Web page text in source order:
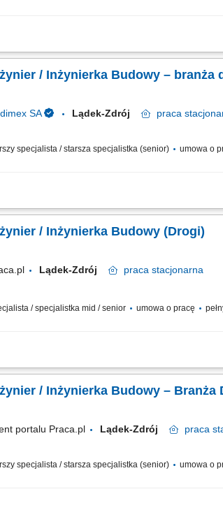
o ciągłość i rytm prac drogowych poprzez wsparcie
/ Inżynierka Budowy – branża
SA Lądek-Zdrój praca
specjalista / starsza specjalistka (senior) umowa o
przyszłe zadania:‎ organizacja pracy zespołu
/ Inżynierka Budowy (Drogi)
Lądek-Zdrój praca stacjonarna
/ specjalistka mid / senior umowa o pracę
stanowiska Operacyjna koordynacja działań brygad
/ Inżynierka Budowy – Branża
portalu Praca.pl Lądek-Zdrój praca
specjalista / starsza specjalistka (senior) umowa o